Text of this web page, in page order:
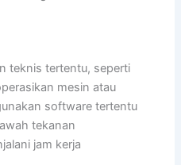
teknis tertentu, seperti
mesin atau
software tertentu
tekanan
jam kerja